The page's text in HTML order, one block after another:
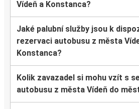
Vídeň a Konstanca?
Jaké palubní služby jsou k
rezervaci autobusu z města
Konstanca?
Kolik zavazadel si mohu vzít s
autobusu z města Vídeň do